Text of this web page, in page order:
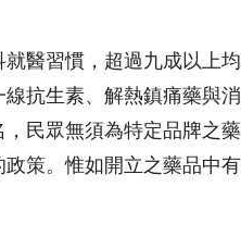
醫習慣，超過九成以上
抗生素、解熱鎮痛藥與
民眾無須為特定品牌之
策。惟如開立之藥品中